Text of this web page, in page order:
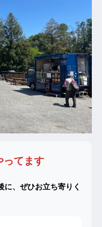
ってます
、ぜひお立ち寄りく